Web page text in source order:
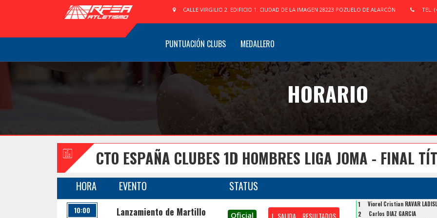
CALLE VIRGILIO 2. EDIFICIO 1. CIUDAD DE LA IMAGEN 28223 POZUELO DE ALARCÓN TEL:
PUNTUACIÓN CLUBS MEDALLERO
HORARIO
CTO ESPAÑA CLUBES 1D HOMBRES LIGA JOMA - FINAL
HORA EVENTO STATUS
10:00 Lanzamiento de Martillo Oficial L. SALIDA RESULTADOS
1 Viorel Cristian RAVAR
2 Carlos DIAZ GARCIA